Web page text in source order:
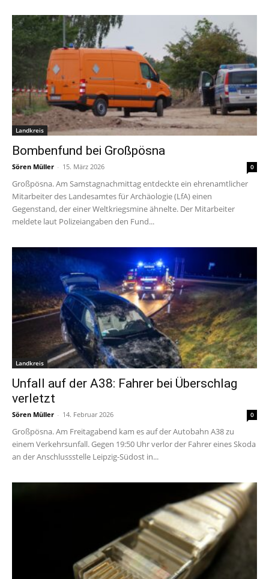
Landkreis
Bombenfund bei Großpösna
Sören Müller - 15. März 2026 0
Großpösna. Am Samstagnachmittag entdeckte ein ehrenamtlicher
Mitarbeiter des Landesamtes für Archäologie (LfA) einen
Gegenstand, der einer Weltkriegsmine ähnelte. Der Mitarbeiter
meldete laut Polizeiangaben den Fund...
Landkreis
Unfall auf der A38: Fahrer bei Überschlag
verletzt
Sören Müller - 14. Februar 2026 0
Großpösna. Am Freitagabend kam es auf der Autobahn A38 zu
einem Verkehrsunfall. Gegen 19:50 Uhr verlor der Fahrer eines Skoda
an der Anschlussstelle Leipzig-Südost in...